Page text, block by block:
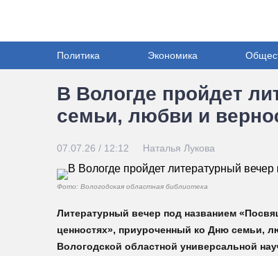
Политика Экономика
В Вологде пройдет
семьи, любви и
07.07.26 / 12:12 Наталья Лукова
Фото: Вологодская областная библиотека
Литературный вечер под названием
ценностях», приуроченный ко Дню семьи,
Вологодской областной универсальной